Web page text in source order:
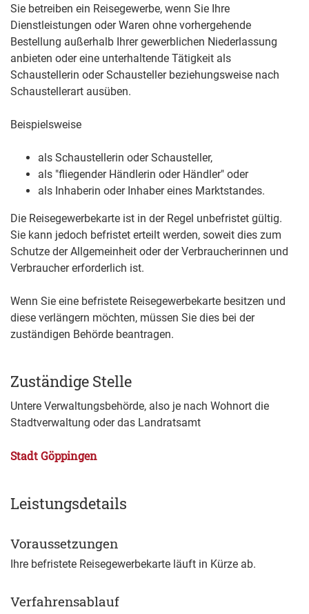
Sie betreiben ein Reisegewerbe, wenn Sie Ihre
Dienstleistungen oder Waren ohne vorhergehende
Bestellung außerhalb Ihrer gewerblichen Niederlassung
anbieten oder eine unterhaltende Tätigkeit als
Schaustellerin oder Schausteller beziehungsweise nach
Schaustellerart ausüben.
Beispielsweise
als Schaustellerin oder Schausteller,
als "fliegender Händlerin oder Händler" oder
als Inhaberin oder Inhaber eines Marktstandes.
Die Reisegewerbekarte ist in der Regel unbefristet gültig.
Sie kann jedoch befristet erteilt werden, soweit dies zum
Schutze der Allgemeinheit oder der Verbraucherinnen und
Verbraucher erforderlich ist.
Wenn Sie eine befristete Reisegewerbekarte besitzen und
diese verlängern möchten, müssen Sie dies bei der
zuständigen Behörde beantragen.
Zuständige Stelle
Untere Verwaltungsbehörde, also je nach Wohnort die
Stadtverwaltung oder das Landratsamt
Stadt Göppingen
Leistungsdetails
Voraussetzungen
Ihre befristete Reisegewerbekarte läuft in Kürze ab.
Verfahrensablauf